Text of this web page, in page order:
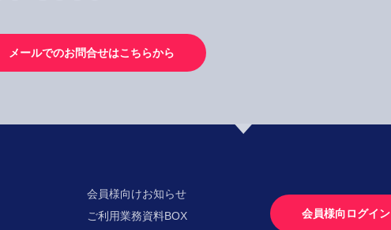
メールでのお問合せはこちらから
会員様向けお知らせ
ご利用業務資料BOX
会員様向ログイン